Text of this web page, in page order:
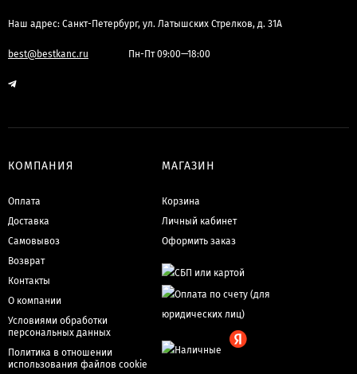
Наш адрес: Санкт-Петербург, ул. Латышских Стрелков, д. 31А
best@bestkanc.ru Пн-Пт 09:00—18:00
КОМПАНИЯ
Оплата
Доставка
Самовывоз
Возврат
Контакты
О компании
Условиями обработки
персональных данных
Политика в отношении
использования файлов cookie
МАГАЗИН
Корзина
Личный кабинет
Оформить заказ